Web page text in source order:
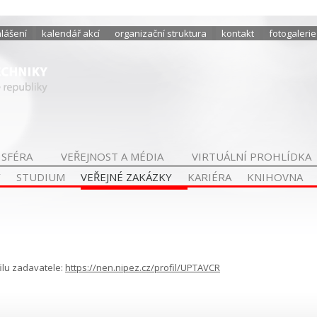
kalendář akcí organizační struktura kontakt fotogalerie
VEŘEJNOST A MÉDIA
VIRTUÁLNÍ PROHLÍDKA
STUDIUM VEŘEJNÉ ZAKÁZKY KARIÉRA KNIHOVNA
zadavatele: https://nen.nipez.cz/profil/UPTAVCR